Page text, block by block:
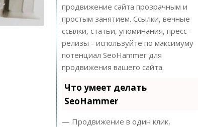
продвижение сайта прозрачным и
простым занятием. Ссылки, вечные
ссылки, статьи, упоминания, пресс-
релизы - используйте по максимуму
потенциал SeoHammer для
продвижения вашего сайта.
Что умеет делать
SeoHammer
— Продвижение в один клик,